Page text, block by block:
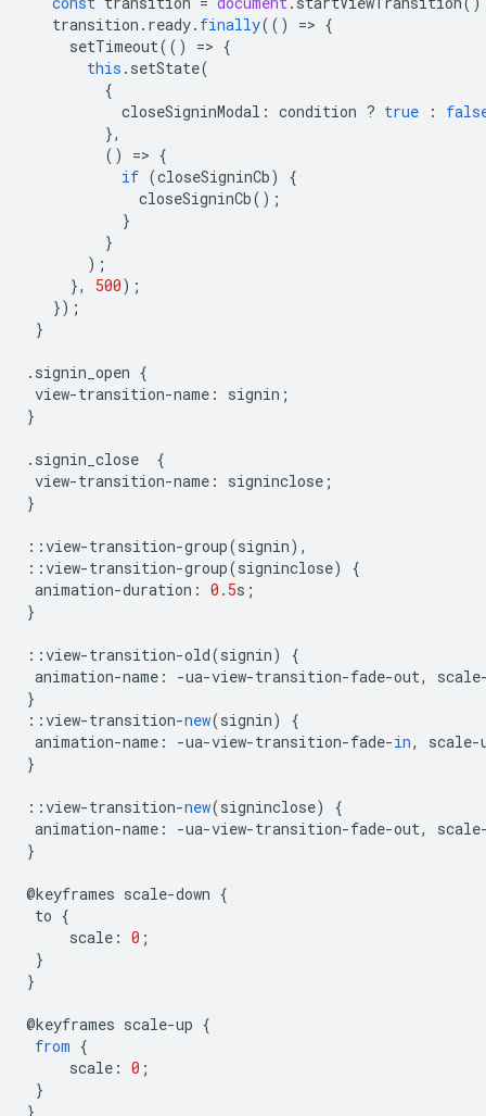
transition . ready. finally(() => {
setTimeout(() => {
this . setState(
{
closeSigninModal : condition ? true :
},
()
=> {
if (closeSigninCb)
{
closeSigninCb();
}
}
);
},
500);
});
}
. signin_open {
view-transition-name : signin ;
}
. signin_close
{
view-transition-name : signinclose ;
}
::view-transition-group(signin),
::view-transition-group(signinclose)
{
animation-duration : 0.5s ;
}
::view-transition-old(signin)
{
animation-name : -ua-view-transition-fade-out, scale
}
::view-transition-new(signin)
{
animation-name : -ua-view-transition-fade-in, scale-
}
::view-transition-new(signinclose)
{
animation-name : -ua-view-transition-fade-out, scale
}
@keyframes scale-down {
to {
scale : 0 ;
}
}
@keyframes scale-up {
from {
scale : 0 ;
}
}